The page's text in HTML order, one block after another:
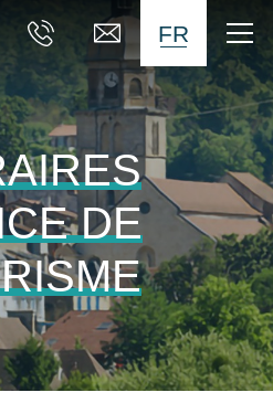
FR
DE